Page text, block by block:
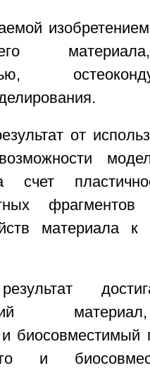
от
счет
материала
биосовместимый
и